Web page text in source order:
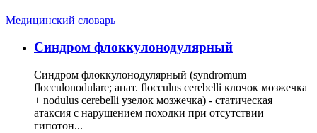
Медицинский словарь
Cиндром флоккулонодулярный
Синдром флоккулонодулярный (syndromum
flocculonodulare; анат. flocculus cerebelli клочок мозжечка
+ nodulus cerebelli узелок мозжечка) - статическая
атаксия с нарушением походки при отсутствии
гипотон...